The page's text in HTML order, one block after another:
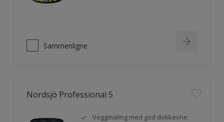
Sammenligne
Nordsjö Professional 5
Veggmaling med god dekkevne